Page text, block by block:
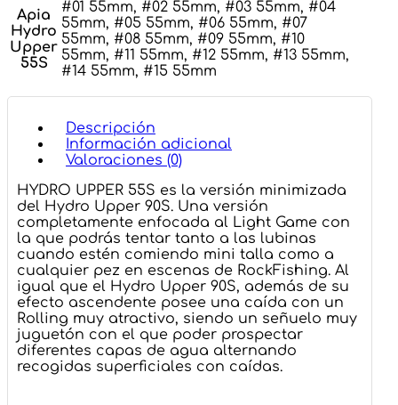
Apia
Hydro
Upper
55S
#01 55mm, #02 55mm, #03 55mm, #04
55mm, #05 55mm, #06 55mm, #07
55mm, #08 55mm, #09 55mm, #10
55mm, #11 55mm, #12 55mm, #13 55mm,
#14 55mm, #15 55mm
Descripción
Información adicional
Valoraciones (0)
HYDRO UPPER 55S es la versión minimizada
del Hydro Upper 90S. Una versión
completamente enfocada al Light Game con
la que podrás tentar tanto a las lubinas
cuando estén comiendo mini talla como a
cualquier pez en escenas de RockFishing. Al
igual que el Hydro Upper 90S, además de su
efecto ascendente posee una caída con un
Rolling muy atractivo, siendo un señuelo muy
juguetón con el que poder prospectar
diferentes capas de agua alternando
recogidas superficiales con caídas.